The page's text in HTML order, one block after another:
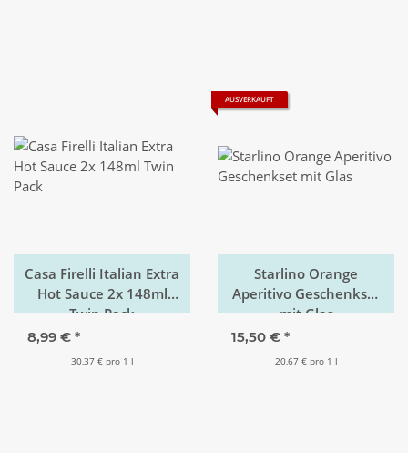
Casa Firelli Italian Extra
Hot Sauce 2x 148ml
Twin Pack
8,99 € *
30,37 € pro 1 l
AUSVERKAUFT
Starlino Orange
Aperitivo Geschenkset
mit Glas
15,50 € *
20,67 € pro 1 l